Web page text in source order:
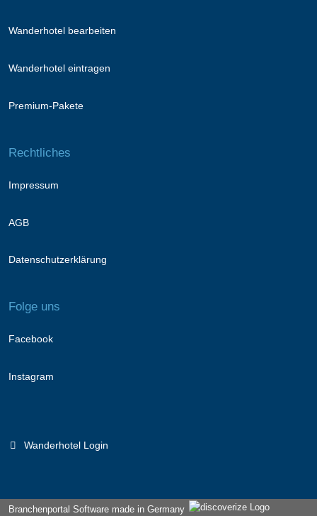
Wanderhotel bearbeiten
Wanderhotel eintragen
Premium-Pakete
Rechtliches
Impressum
AGB
Datenschutzerklärung
Folge uns
Facebook
Instagram
Wanderhotel Login
Branchenportal Software made in Germany